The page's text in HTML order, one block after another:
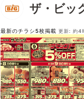
ザ・ビッ
最新のチラシ5枚掲載 更新: 約4